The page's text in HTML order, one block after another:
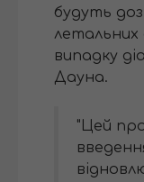
будуть
летальних
випадку
Дауна.
"Цей